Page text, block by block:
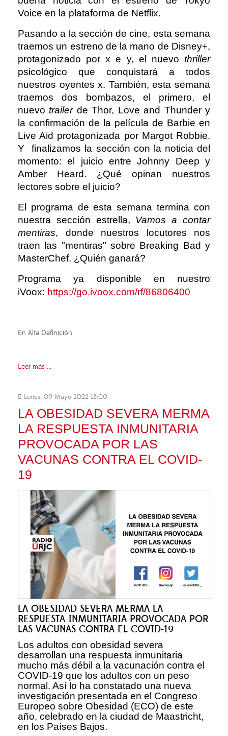
Voice en la plataforma de Netflix.
Pasando a la sección de cine, esta semana
traemos un estreno de la mano de Disney+,
protagonizado por x e y, el nuevo thriller
psicológico que conquistará a todos
nuestros oyentes x. También, esta semana
traemos dos bombazos, el primero, el
nuevotrailerde Thor, Love and Thunder y
la confirmación de la película de Barbie en
Live Aid protagonizada por Margot Robbie.
Y finalizamos la sección con la noticia del
momento: el juicio entre Johnny Deep y
Amber Heard. ¿Qué opinan nuestros
lectores sobre el juicio?
El programa de esta semana termina con
nuestra sección estrella, Vamos a contar
mentiras, donde nuestros locutores nos
traen las "mentiras" sobre Breaking Bad y
MasterChef. ¿Quién ganará?
Programa ya disponible en nuestro
iVoox: https://go.ivoox.com/rf/86806400
En Alta Definición
Leer más ...
Lunes, 09 Mayo 2022 18:00
LA OBESIDAD SEVERA MERMA
LA RESPUESTA INMUNITARIA
PROVOCADA POR LAS
VACUNAS CONTRA EL COVID-
19
LA OBESIDAD SEVERA MERMA LA
RESPUESTA INMUNITARIA PROVOCADA POR
LAS VACUNAS CONTRA EL COVID-19
Los adultos con obesidad severa
desarrollan una respuesta inmunitaria
mucho más débil a la vacunación contra el
COVID-19 que los adultos con un peso
normal. Así lo ha constatado una nueva
investigación presentada en el Congreso
Europeo sobre Obesidad (ECO) de este
año, celebrado en la ciudad de Maastricht,
en los Países Bajos.